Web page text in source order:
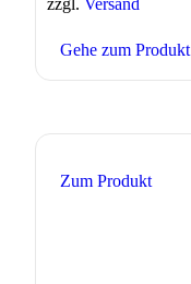
zzgl. Versand
Gehe zum Produkt
Zum Produkt